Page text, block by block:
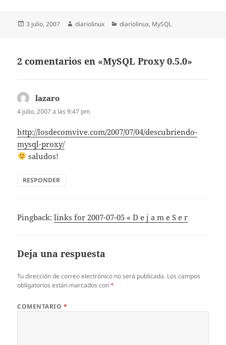
Publicado
3 julio, 2007 Autor
diariolinux Categorías
diariolinux, MySQL
2 comentarios en «MySQL Proxy 0.5.0»
lazaro
4 julio, 2007 a las 9:47 pm
http://losdecomvive.com/2007/07/04/descubriendo-
mysql-proxy/
saludos!
RESPONDER
Pingback:links for 2007-07-05 « D e j a m e S e r
Deja una respuesta
Tu dirección de correo electrónico no será publicada. Los campos
obligatorios están marcados con*
COMENTARIO *